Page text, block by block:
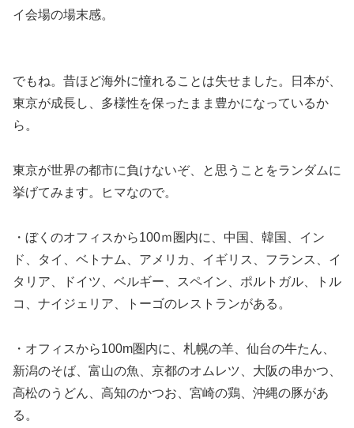
イ会場の場末感。
でもね。昔ほど海外に憧れることは失せました。日本が、
東京が成長し、多様性を保ったまま豊かになっているか
ら。
東京が世界の都市に負けないぞ、と思うことをランダムに
挙げてみます。ヒマなので。
・ぼくのオフィスから100ｍ圏内に、中国、韓国、イン
ド、タイ、ベトナム、アメリカ、イギリス、フランス、イ
タリア、ドイツ、ベルギー、スペイン、ポルトガル、トル
コ、ナイジェリア、トーゴのレストランがある。
・オフィスから100m圏内に、札幌の羊、仙台の牛たん、
新潟のそば、富山の魚、京都のオムレツ、大阪の串かつ、
高松のうどん、高知のかつお、宮崎の鶏、沖縄の豚があ
る。